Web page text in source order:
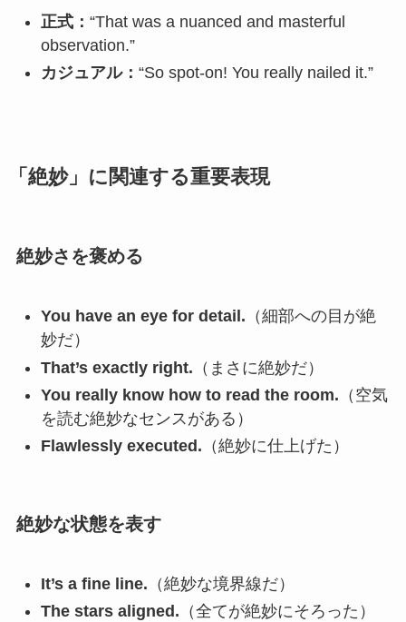
正式： “That was a nuanced and masterful
observation.”
カジュアル： “So spot-on! You really nailed it.”
「絶妙」に関連する重要表現
絶妙さを褒める
You have an eye for detail. （細部への目が絶
妙だ）
That’s exactly right. （まさに絶妙だ）
You really know how to read the room. （空気
を読む絶妙なセンスがある）
Flawlessly executed. （絶妙に仕上げた）
絶妙な状態を表す
It’s a fine line. （絶妙な境界線だ）
The stars aligned. （全てが絶妙にそろった）